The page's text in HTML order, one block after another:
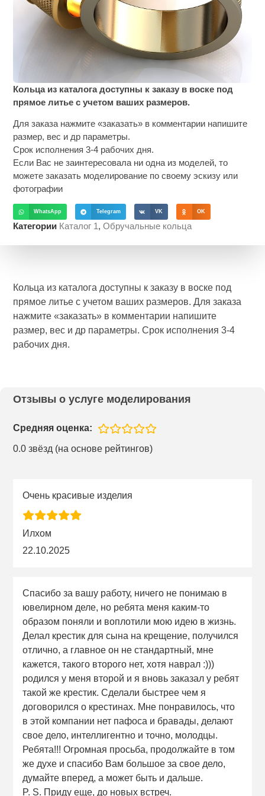
Кольца из каталога доступны к заказу в воске под
прямое литье с учетом ваших размеров.
Для заказа нажмите «заказать» в комментарии напишите
размер, вес и др параметры.
Срок исполнения 3-4 рабочих дня.
Если Вас не заинтересовала ни одна из моделей, то
можете заказать моделирование по своему эскизу или
фотографии
WhatsApp Telegram VK OK
Категории Каталог 1,Обручальные кольца
Кольца из каталога доступны к заказу в воске под
прямое литье с учетом ваших размеров. Для заказа
нажмите «заказать» в комментарии напишите
размер, вес и др параметры. Срок исполнения 3-4
рабочих дня.
Отзывы о услуге моделирования
Средняя оценка:
0.0 звёзд (на основе рейтингов)
Очень красивые изделия
Илхом
22.10.2025
Спасибо за вашу работу, ничего не понимаю в
ювелирном деле, но ребята меня каким-то
образом поняли и воплотили мою идею в жизнь.
Делал крестик для сына на крещение, получился
отлично, а главное он не стандартный, мне
кажется, такого второго нет, хотя наврал :)))
родился у меня второй и я вновь заказал у ребят
такой же крестик. Сделали быстрее чем я
договорился о крестинах. Мне понравилось, что
в этой компании нет пафоса и бравады, делают
свое дело, интеллигентно и точно, молодцы.
Ребята!!! Огромная просьба, продолжайте в том
же духе и спасибо Вам большое за свое дело,
думайте вперед, а может быть и дальше.
P. S. Приду еще, до новых встреч.